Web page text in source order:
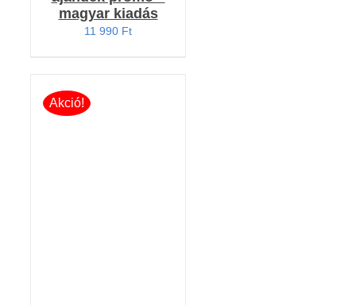
magyar kiadás
11 990 Ft
Akció!